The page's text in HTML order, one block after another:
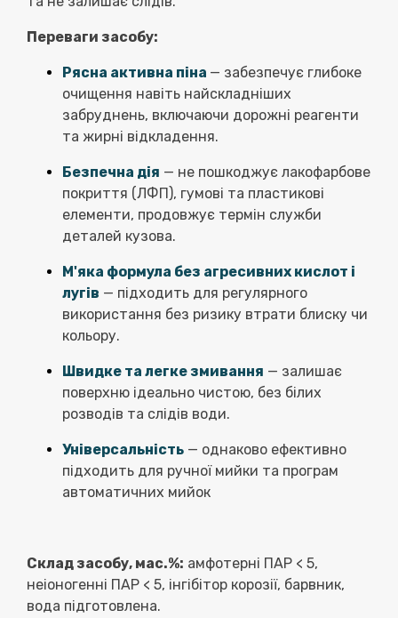
Переваги засобу:
Рясна активна піна — забезпечує глибоке
очищення навіть найскладніших
забруднень, включаючи дорожні реагенти
та жирні відкладення.
Безпечна дія — не пошкоджує лакофарбове
покриття (ЛФП), гумові та пластикові
елементи, продовжує термін служби
деталей кузова.
М'яка формула без агресивних кислот і
лугів — підходить для регулярного
використання без ризику втрати блиску чи
кольору.
Швидке та легке змивання — залишає
поверхню ідеально чистою, без білих
розводів та слідів води.
Універсальність — однаково ефективно
підходить для ручної мийки та програм
автоматичних мийок
Склад засобу, мас.%: амфотерні ПАР < 5,
неіоногенні ПАР < 5, інгібітор корозії, барвник,
вода підготовлена.